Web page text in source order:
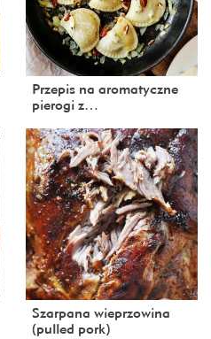
Przepis na aromatyczne
pierogi z…
Szarpana wieprzowina
(pulled pork)